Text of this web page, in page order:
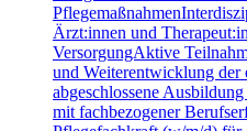
Ärzt:innen und
VersorgungAktive
und Weiterentwicklung
abgeschlossene
mit fachbezogener